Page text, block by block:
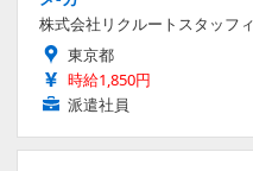
株式会社リクルートスタッフ
東京都
時給1,850円
派遣社員